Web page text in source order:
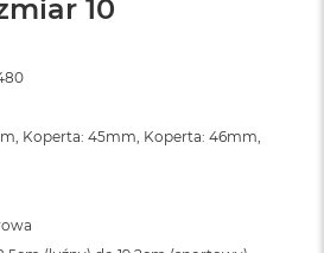
10
Koperta: 45mm, Koperta: 46mm,